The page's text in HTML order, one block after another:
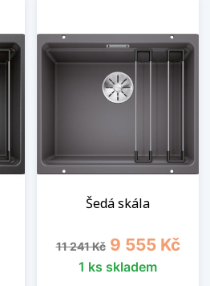
Šedá skála
Běžná cena
11 241 Kč Cena
9 555 Kč
1 ks skladem